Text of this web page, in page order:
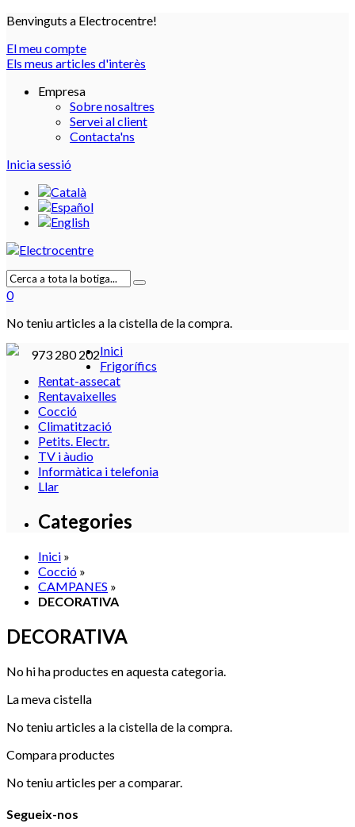
Benvinguts a Electrocentre!
El meu compte
Els meus articles d'interès
Empresa
Sobre nosaltres
Servei al client
Contacta'ns
Inicia sessió
0
No teniu articles a la cistella de la compra.
973 280 202Inici
Frigorífics
Rentat-assecat
Rentavaixelles
Cocció
Climatització
Petits. Electr.
TV i àudio
Informàtica i telefonia
Llar
Categories
Inici »
Cocció »
CAMPANES »
DECORATIVA
DECORATIVA
No hi ha productes en aquesta categoria.
La meva cistella
No teniu articles a la cistella de la compra.
Compara productes
No teniu articles per a comparar.
Segueix-nos